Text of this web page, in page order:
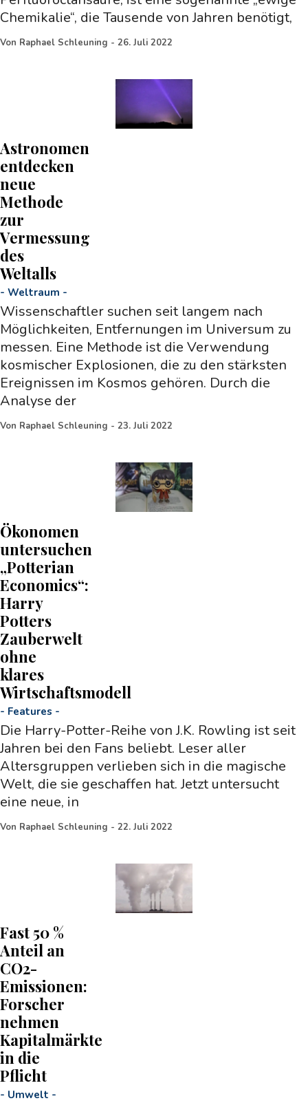
Chemikalie“, die Tausende von Jahren benötigt,
Von Raphael Schleuning - 26. Juli 2022
Astronomen
entdecken
neue
Methode
zur
Vermessung
des
Weltalls
- Weltraum -
Wissenschaftler suchen seit langem nach
Möglichkeiten, Entfernungen im Universum zu
messen. Eine Methode ist die Verwendung
kosmischer Explosionen, die zu den stärksten
Ereignissen im Kosmos gehören. Durch die
Analyse der
Von Raphael Schleuning - 23. Juli 2022
Ökonomen
untersuchen
„Potterian
Economics“:
Harry
Potters
Zauberwelt
ohne
klares
Wirtschaftsmodell
- Features -
Die Harry-Potter-Reihe von J.K. Rowling ist seit
Jahren bei den Fans beliebt. Leser aller
Altersgruppen verlieben sich in die magische
Welt, die sie geschaffen hat. Jetzt untersucht
eine neue, in
Von Raphael Schleuning - 22. Juli 2022
Fast 50 %
Anteil an
CO2-
Emissionen:
Forscher
nehmen
Kapitalmärkte
in die
Pflicht
- Umwelt -